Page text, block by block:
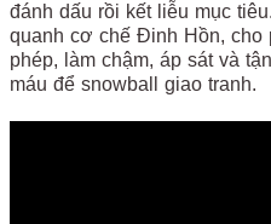
đánh dấu rồi kết liễu mục
quanh cơ chế Đinh Hồn, cho
phép, làm chậm, áp sát và
máu để snowball giao tranh.